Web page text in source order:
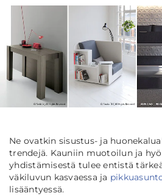
Ne ovatkin sisustus- ja
trendejä. Kauniin muotoilun ja
yhdistämisestä tulee entistä
väkiluvun kasvaessa ja
lisääntyessä.